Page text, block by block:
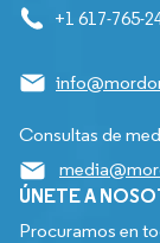
+1 617-765-
Consultas de
ÚNETE A
Procuramos en